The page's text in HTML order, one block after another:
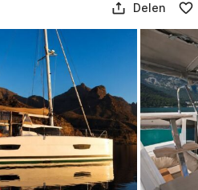
Delen